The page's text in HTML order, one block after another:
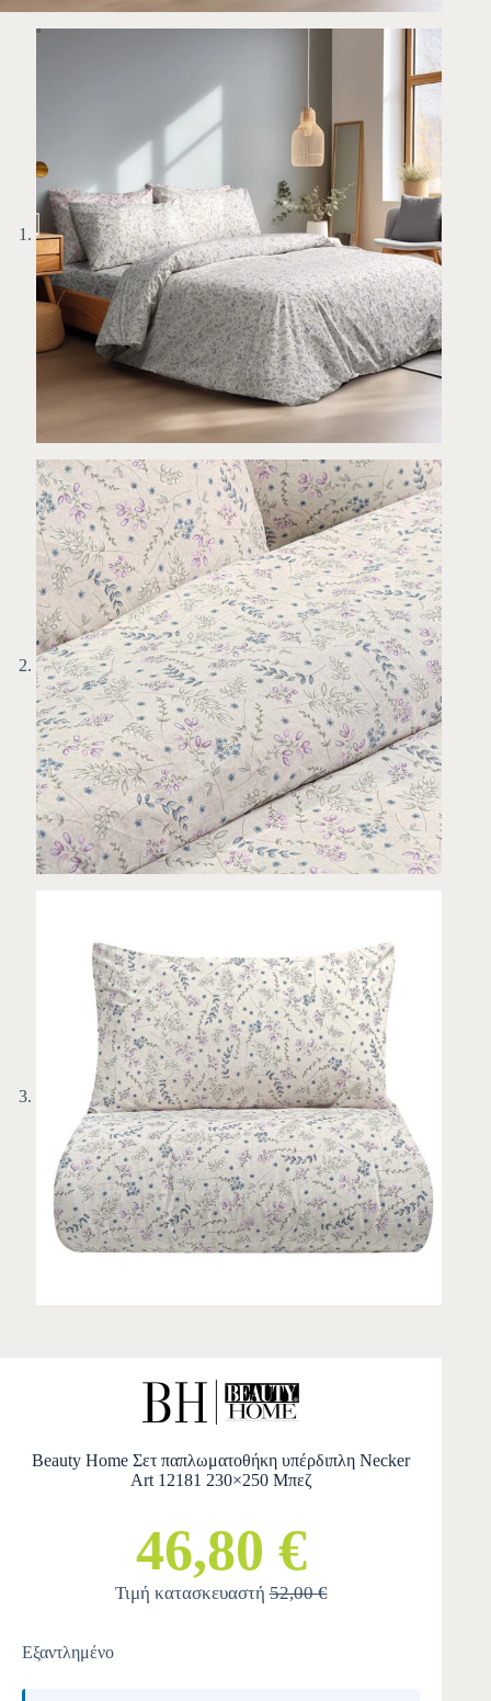
Beauty Home Σετ παπλωματοθήκη υπέρδιπλη Necker
Art 12181 230×250 Μπεζ
46,80 €
Τιμή κατασκευαστή52,00 €
Εξαντλημένο